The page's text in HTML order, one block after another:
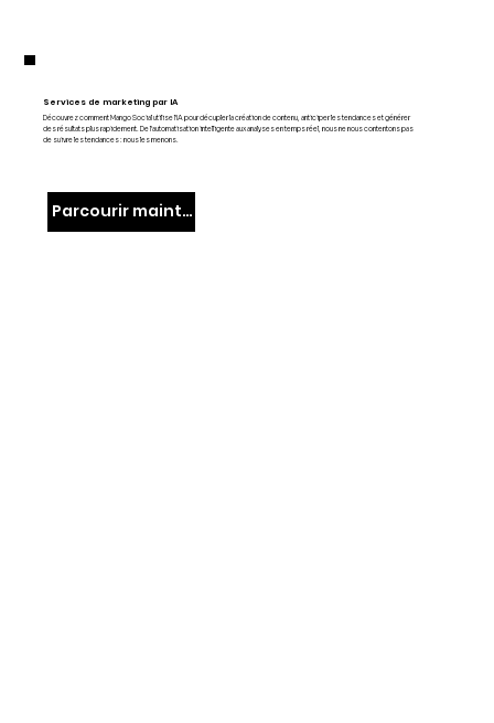
Services de marketing par IA
Découvrez comment Mango Social utilise l'IA pour décupler la création de contenu, anticiper les tendances et générer
des résultats plus rapidement. De l'automatisation intelligente aux analyses en temps réel, nous ne nous contentons pas
de suivre les tendances : nous les menons.
Parcourir maintenant